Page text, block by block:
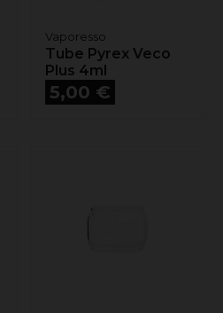
Vaporesso
Tube Pyrex Veco
Plus 4ml
Prix
5,00 €